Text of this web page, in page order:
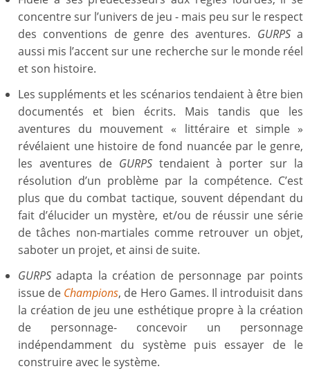
concentre sur l’univers de jeu - mais peu sur le respect
des conventions de genre des aventures. GURPSa
aussi mis l’accent sur une recherche sur le monde réel
et son histoire.
Les suppléments et les scénarios tendaient à être bien
documentés et bien écrits. Mais tandis que les
aventures du mouvement « littéraire et simple »
révélaient une histoire de fond nuancée par le genre,
les aventures de GURPStendaient à porter sur la
résolution d’un problème par la compétence. C’est
plus que du combat tactique, souvent dépendant du
fait d’élucider un mystère, et/ou de réussir une série
de tâches non-martiales comme retrouver un objet,
saboter un projet, et ainsi de suite.
GURPS adapta la création de personnage par points
issue de Champions, de Hero Games. Il introduisit dans
la création de jeu une esthétique propre à la création
de personnage- concevoir un personnage
indépendamment du système puis essayer de le
construire avec le système.